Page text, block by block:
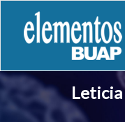
Leticia